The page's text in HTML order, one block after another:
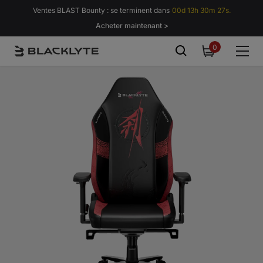
Passer au contenu
Ventes BLAST Bounty : se terminent dans 00d 13h 30m 23s.
Acheter maintenant >
00